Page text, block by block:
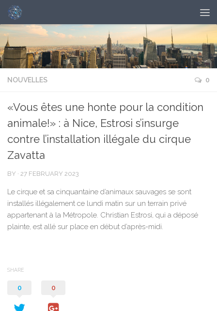
NOUVELLES 0
«Vous êtes une honte pour la condition
animale!» : à Nice, Estrosi s’insurge
contre l’installation illégale du cirque
Zavatta
BY · 27 FEBRUARY 2023
Le cirque et sa cinquantaine d’animaux sauvages se sont
installés illégalement ce lundi matin sur un terrain privé
appartenant à la Métropole. Christian Estrosi, qui a déposé
plainte, est allé sur place en début d’après-midi.
SHARE
0 0